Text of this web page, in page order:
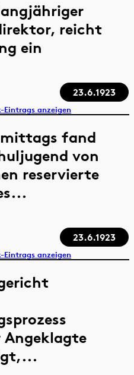
reicht
ein
23.6.1923
Eintrags anzeigen
fand
von
reservierte
23.6.1923
Eintrags anzeigen
Angeklagte